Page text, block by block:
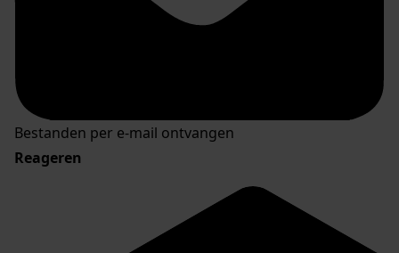
Bestanden per e-mail ontvangen
Reageren